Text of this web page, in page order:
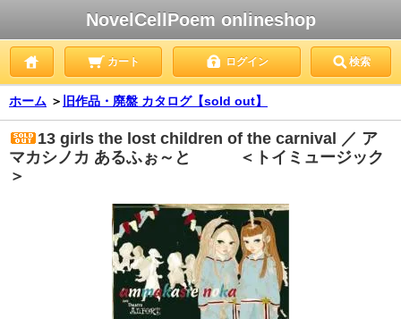
NovelCellPoem onlineshop
カート ログイン 検索
ホーム ＞ 旧作品・廃盤 カタログ【sold out】
13 girls the lost children of the carnival ／ ア
マカシノカ あるふぉ～と ＜トイミュージック
＞